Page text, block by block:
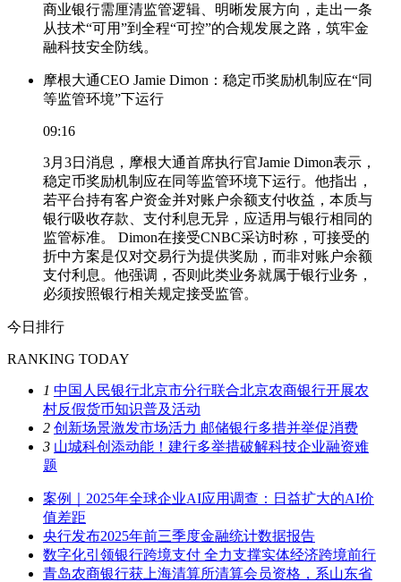
商业银行需厘清监管逻辑、明晰发展方向，走出一条
从技术“可用”到全程“可控”的合规发展之路，筑牢金
融科技安全防线。
摩根大通CEO Jamie Dimon：稳定币奖励机制应在“同
等监管环境”下运行
09:16
3月3日消息，摩根大通首席执行官Jamie Dimon表示，
稳定币奖励机制应在同等监管环境下运行。他指出，
若平台持有客户资金并对账户余额支付收益，本质与
银行吸收存款、支付利息无异，应适用与银行相同的
监管标准。 Dimon在接受CNBC采访时称，可接受的
折中方案是仅对交易行为提供奖励，而非对账户余额
支付利息。他强调，否则此类业务就属于银行业务，
必须按照银行相关规定接受监管。
今日排行
RANKING TODAY
1 中国人民银行北京市分行联合北京农商银行开展农
村反假货币知识普及活动
2 创新场景激发市场活力 邮储银行多措并举促消费
3 山城科创添动能！建行多举措破解科技企业融资难
题
案例｜2025年全球企业AI应用调查：日益扩大的AI价
值差距
央行发布2025年前三季度金融统计数据报告
数字化引领银行跨境支付 全力支撑实体经济跨境前行
青岛农商银行获上海清算所清算会员资格，系山东省